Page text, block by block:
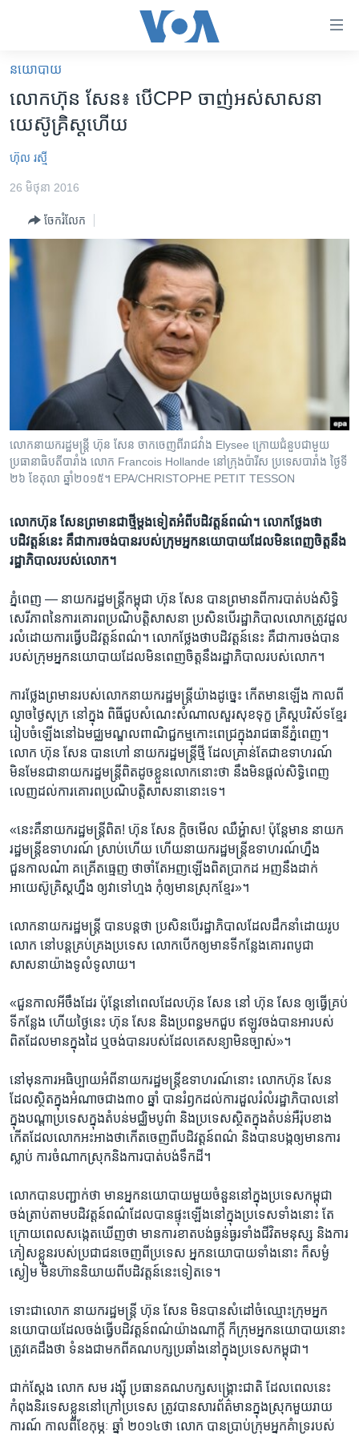
គេហទំព័រ​
ទាក់ទង
និង​
ចូល​
ទំព័រ​
ម្តង
រំលង​
និង​
ទៅ​
កាន់​
ស្វែង​
រក
អាមេរិក
ហេឡូវីអូអេ
កម្ពុជាច្នៃប្រតិដ្ឋ
ព្រឹត្តិការណ៍ព័ត៌មាន
ទូរទស្សន៍ / វីដេអូ​
Khmer English
បណ្តាញ​សង្គម
នយោបាយ
លោក​ហ៊ុន សែន៖ បើ​CPP ​ចាញ់​អស់​សាសនា​
យេស៊ូគ្រិស្ត​ហើយ
ហ៊ុល រស្មី
26 មិថុនា 2016
ចែករំលែក
លោក​នាយក​រដ្ឋមន្ត្រី​ ហ៊ុន សែន ចាក​ចេញ​ពី​រាជវាំ​ង Elysee ក្រោយ​ជំនួប​ជា​មួយ​
ប្រធានាធិបតី​បារាំង លោក Francois Hollande នៅ​ក្រុង​ប៉ារីស ប្រទេស​បារាំង ថ្ងៃទី​
២៦ ខែ​តុលា ឆ្នាំ​២០១៥។ EPA/CHRISTOPHE PETIT TESSON
លោក​ហ៊ុន​ សែន​ព្រមាន​ជា​ថ្មី​ម្តង​ទៀត​អំពី​បដិវត្ត​ន៍ពណ៌។ លោក​ថ្លែង​ថា​
បដិវត្តន៍​នេះ​ គឺ​ជា​ការ​ចង់បាន​​របស់​ក្រុម​អ្នក​នយោបាយ​ដែល​មិន​ពេញ​ចិត្ត​នឹង​​
រដ្ឋាភិបាល​របស់​លោក​​​។
ភ្នំពេញ — នាយក​រដ្ឋមន្ត្រី​កម្ពុជា​ ហ៊ុន​ សែន​ បាន​ព្រមាន​ពី​ការ​បាត់​បង់​សិទ្ធិ​
សេរីភាព​នៃ​ការ​គោរព​ប្រណិ​បត្តិ​សាសនា​ ប្រសិន​បើ​រដ្ឋាភិបាល​លោក​ត្រូវ​ដួល​
រលំ​ដោយ​ការ​ធ្វើ​បដិវត្តន៍​ពណ៌។​ លោក​ថ្លែង​ថា​បដិវត្តន៍​នេះ​ គឺ​ជា​ការ​ចង់បាន
របស់​ក្រុម​អ្នក​នយោបាយ​ដែល​មិន​ពេញ​ចិត្ត​នឹងរដ្ឋាភិបាល​របស់​លោក។​
ការ​ថ្លែង​ព្រមាន​របស់​លោក​នាយក​រដ្ឋមន្ត្រីយ៉ាង​ដូច្នេះ​ កើតមាន​ឡើង​ កាល​ពី
ល្ងាចថ្ងៃ​សុក្រ​ នៅ​ក្នុង ​ពិធី​ជួប​សំណេះសំណាលសួរ​សុខ​ទុក្ខ​ គ្រិស្តបរិស័ទ​ខ្មែរ​
រៀបចំ​ឡើង​នៅ​ឯ​មជ្ឈ​មណ្ឌល​ពាណិជ្ជកម្មកោះ​ពេជ្រ​ក្នុង​រាជធានី​ភ្នំពេញ។​ ​
លោក​ ហ៊ុន សែន​ បាន​ហៅ​ នាយករដ្ឋមន្ត្រី​ថ្មី ដែល​គ្រាន់​តែ​ជា​ឧទាហរណ៍​
មិនមែន​ជានាយករដ្ឋ​មន្ត្រី​ពិត​ដូច​ខ្លួន​លោក​នោះ​ថា​ ​នឹង​មិនផ្តល់​សិទ្ធិ​ពេញ​
លេញ​ដល់​ការ​គោរព​ប្រណិបត្តិ​សាសនា​នោះ​ទេ​។​ ​
«នេះ​គឺ​នាយករដ្ឋមន្ត្រី​ពិត​!​ ហ៊ុន​ សែន​ ក្តិច​មើល​ ឈឺអ្ហ៎ាស​!​ ប៉ុន្តែ​មាន​ នាយក
រដ្ឋ​មន្ត្រី​ឧទាហរណ៍​ ស្រាប់​ហើយ​ ហើយ​នាយករដ្ឋមន្ត្រី​ឧទាហរណ៍​ហ្នឹង​
ជួនកាល​ណ៎ា​ គគ្រើត​ធ្មេញ​ ថា​ចាំ​តែ​អញឡើង​ពិត​ប្រាកដ​ អញ​នឹង​ដាក់​
អាយេស៊ូគ្រិស្តហ្នឹង​ ឲ្យ​វាទៅ​ហ្មង​ កុំ​ឲ្យ​មាន​ស្រុក​ខ្មែរ»​។​
លោក​នាយក​រដ្ឋមន្ត្រី​ បាន​បន្ត​ថា​ ប្រសិន​បើរដ្ឋាភិបាល​ដែល​ដឹក​នាំ​ដោយ​រូប​
លោក​ នៅ​បន្ត​គ្រប់​គ្រង​ប្រទេស​ លោក​បើក​ឲ្យ​មាន​ទីកន្លែង​គោរព​បូជា​
សាសនា​យ៉ាង​ទូលំទូលាយ។​ ​
«​ជួនកាល​អីចឹង​ដែរ​ ប៉ុន្តែ​នៅ​ពេល​ដែល​ហ៊ុន សែន​ នៅ​ ហ៊ុន សែន ឲ្យ​ធ្វើ​គ្រប់​
ទីកន្លែង​ ហើយ​ថ្ងៃ​នេះ​ ហ៊ុន​ សែន​ និង​ប្រពន្ធ​មក​ជួប​ ឥឡូវ​ចង់​បាន​អា​របស់​
ពិត​ដែល​មាន​ក្នុង​ដៃ​ ឬ​ចង់​បាន​របស់​ដែល​គេសន្យា​មិន​ច្បាស់​»។​
នៅ​មុន​ការ​អធិប្បាយ​អំពី​នាយក​រដ្ឋ​មន្ត្រី​ឧទាហរណ៍​នោះ​ ​លោក​ហ៊ុន សែន​
ដែល​ស្ថិត​ក្នុង​អំណាច​ជាង៣០​ ឆ្នាំ​ បាន​រំឭក​ដល់​ការ​ដួលរំលំ​រដ្ឋាភិបាល​នៅ​
ក្នុង​បណ្តា​ប្រទេស​ក្នុង​តំបន់មជ្ឈិម​បូព៌ា​ និង​ប្រទេស​ស្ថិត​ក្នុង​តំបន់​អឺរ៉ុប​ខាង​
កើត​ដែល​លោក​អះអាង​ថា​កើត​ចេញ​ពី​បដិវត្តន៍​ពណ៌​ និង​បានបង្ក​ឲ្យ​មាន​ការ
ស្លាប់​ ការចំណាក​ស្រុក​និង​ការ​បាត់បង់​ទឹកដី។
លោក​បាន​បញ្ជាក់​ថា​ មាន​អ្នក​នយោ​បាយ​មួយ​ចំនួន​នៅ​ក្នុង​ប្រទេស​កម្ពុជា​ ​
ចង់​ត្រាប់​តាម​បដិវត្តន៍​ពណ៌​ដែល​បាន​ផ្ទុះ​ឡើង​នៅ​ក្នុង​ប្រទេស​ទាំងនោះ​ តែ​
ក្រោយ​ពេល​សង្កេតឃើញ​ថា​ មាន​ការ​ខាត​បង់​ធ្ងន់​ធ្ងរ​ទាំង​ជីវិត​មនុស្ស និង​ការ​
ភៀសខ្លួន​របស់​ប្រជាជន​ចេញ​ពីប្រទេស​ អ្នក​នយោបាយ​ទាំង​នោះ​ ក៏​សម្ងំ​
ស្ងៀម​ មិន​ហ៊ាននិយាយ​ពី​បដិវត្តន៍​នេះ​ទៀត​ទេ។​ ​
ទោះជា​លោក​ នាយក​រដ្ឋ​មន្ត្រី​ ​ហ៊ុន​ ​សែន​ ​មិន​បាន​សំដៅ​ចំ​ឈ្មោះ​ក្រុម​អ្នក​
នយោបាយ​ដែល​ចង់​ធ្វើ​បដិវត្តន៍​ពណ៌​យ៉ាង​ណា​ក្តី​ ក៏​ក្រុម​អ្នក​នយោបាយ​នោះ​
ត្រូវ​គេដឹង​ថា​ ​ទំនង​ជា​មកពី​គណបក្ស​ប្រឆាំង​នៅ​ក្នុង​ប្រទេស​កម្ពុជា​។​
ជាក់ស្តែង​ ​លោក​ សម​ ​រង្ស៊ី​ ​ប្រធាន​គណបក្ស​សង្គ្រោះ​ជាតិ​ ​ដែល​ពេល​នេះ​
កំពុង​និរទេស​ខ្លួន​នៅ​ក្រៅ​ប្រទេស​ ត្រូវ​បាន​សារ​ព័ត៌មាន​ក្នុង​ស្រុក​មួយ​រាយ​
ការណ៍​ ​កាល​ពី​ខែកុម្ភៈ​ ឆ្នាំ​ ​២០១៤​ថា​ លោក ​បាន​ប្រាប់​ក្រុម​អ្នក​គំា​ទ្ររបស់​